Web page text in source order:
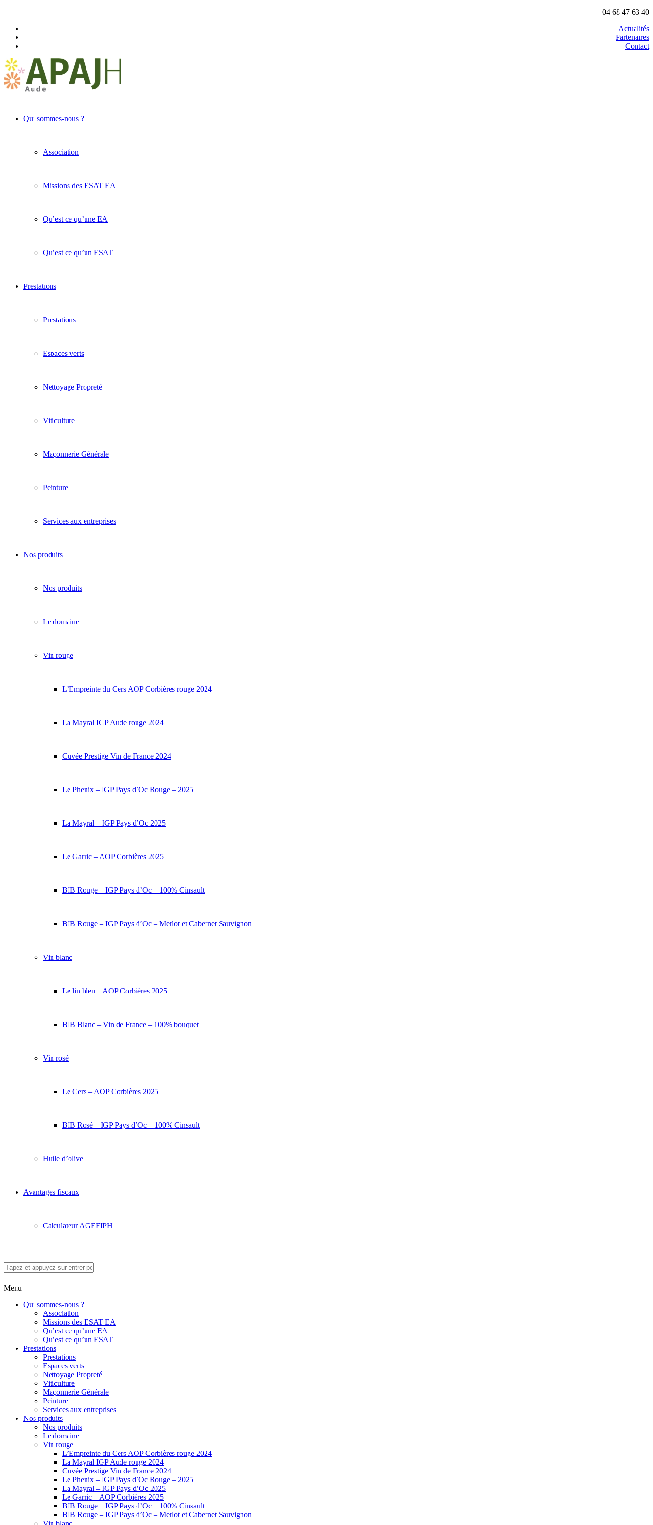
04 68 47 63 40
Actualités
Partenaires
Contact
Qui sommes-nous ?
Association
Missions des ESAT EA
Qu’est ce qu’une EA
Qu’est ce qu’un ESAT
Prestations
Prestations
Espaces verts
Nettoyage Propreté
Viticulture
Maçonnerie Générale
Peinture
Services aux entreprises
Nos produits
Nos produits
Le domaine
Vin rouge
L’Empreinte du Cers AOP Corbières rouge 2024
La Mayral IGP Aude rouge 2024
Cuvée Prestige Vin de France 2024
Le Phenix – IGP Pays d’Oc Rouge – 2025
La Mayral – IGP Pays d’Oc 2025
Le Garric – AOP Corbières 2025
BIB Rouge – IGP Pays d’Oc – 100% Cinsault
BIB Rouge – IGP Pays d’Oc – Merlot et Cabernet Sauvignon
Vin blanc
Le lin bleu – AOP Corbières 2025
BIB Blanc – Vin de France – 100% bouquet
Vin rosé
Le Cers – AOP Corbières 2025
BIB Rosé – IGP Pays d’Oc – 100% Cinsault
Huile d’olive
Avantages fiscaux
Calculateur AGEFIPH
Menu
Qui sommes-nous ?
Association
Missions des ESAT EA
Qu’est ce qu’une EA
Qu’est ce qu’un ESAT
Prestations
Prestations
Espaces verts
Nettoyage Propreté
Viticulture
Maçonnerie Générale
Peinture
Services aux entreprises
Nos produits
Nos produits
Le domaine
Vin rouge
L’Empreinte du Cers AOP Corbières rouge 2024
La Mayral IGP Aude rouge 2024
Cuvée Prestige Vin de France 2024
Le Phenix – IGP Pays d’Oc Rouge – 2025
La Mayral – IGP Pays d’Oc 2025
Le Garric – AOP Corbières 2025
BIB Rouge – IGP Pays d’Oc – 100% Cinsault
BIB Rouge – IGP Pays d’Oc – Merlot et Cabernet Sauvignon
Vin blanc